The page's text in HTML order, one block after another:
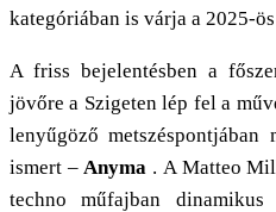
kategóriában is várja a 2025-
A friss bejelentésben a
jövőre a Szigeten lép fel a
lenyűgöző
ismert – Anyma . A Matteo
techno műfajban